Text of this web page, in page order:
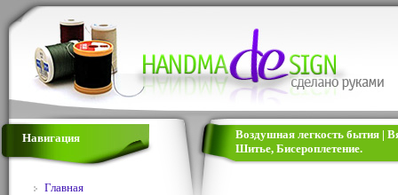
Навигация
Главная
Воздушная легкость бытия |
Шитье, Бисероплетение.